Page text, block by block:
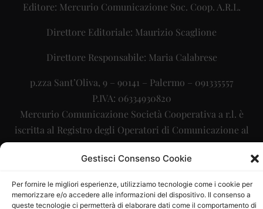
Gestisci Consenso Cookie
Per fornire le migliori esperienze, utilizziamo tecnologie come i cookie per
memorizzare e/o accedere alle informazioni del dispositivo. Il consenso a
queste tecnologie ci permetterà di elaborare dati come il comportamento di
Editore: Mercurio Comunicazione Soc. Coop. A.R.L.
Direttore Editoriale: Maurizio Scaglione
Direttore Responsabile: Maria Calabrese
p.zza Sant’Oliva, 9 – 90141 – Palermo – 091335557
P.IVA: 06334930820
Mercurio Comunicazione Società Cooperativa a r.l. è
iscritta al Registro degli Operatori di Comunicazione al
numero 26988